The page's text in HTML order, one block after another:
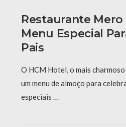
Restaurante
Menu Especial
Pais
O HCM Hotel, o mais
um menu de almoço para
especiais …